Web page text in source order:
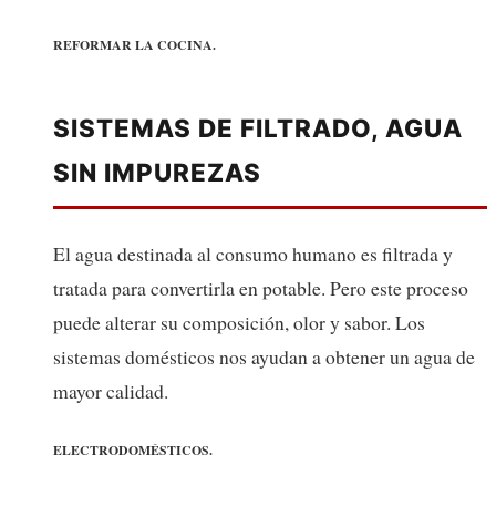
REFORMAR LA COCINA.
SISTEMAS DE FILTRADO, AGUA
SIN IMPUREZAS
El agua destinada al consumo humano es filtrada y
tratada para convertirla en potable. Pero este proceso
puede alterar su composición, olor y sabor. Los
sistemas domésticos nos ayudan a obtener un agua de
mayor calidad.
ELECTRODOMÉSTICOS.